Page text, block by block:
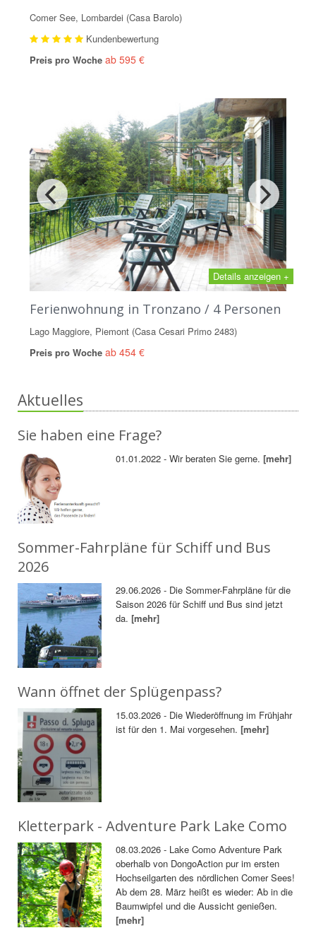
Comer See, Lombardei (Casa Barolo)
Kundenbewertung
Preis pro Woche ab 595 €
Details anzeigen +
Ferienwohnung in Tronzano / 4 Personen
Lago Maggiore, Piemont (Casa Cesari Primo 2483)
Preis pro Woche ab 454 €
Aktuelles
Sie haben eine Frage?
01.01.2022 - Wir beraten Sie gerne.[mehr]
Sommer-Fahrpläne für Schiff und Bus
2026
29.06.2026 - Die Sommer-Fahrpläne für die
Saison 2026 für Schiff und Bus sind jetzt
da.[mehr]
Wann öffnet der Splügenpass?
15.03.2026 - Die Wiederöffnung im Frühjahr
ist für den 1. Mai vorgesehen.[mehr]
Kletterpark - Adventure Park Lake Como
08.03.2026 - Lake Como Adventure Park
oberhalb von DongoAction pur im ersten
Hochseilgarten des nördlichen Comer Sees!
Ab dem 28. März heißt es wieder: Ab in die
Baumwipfel und die Aussicht genießen.
[mehr]